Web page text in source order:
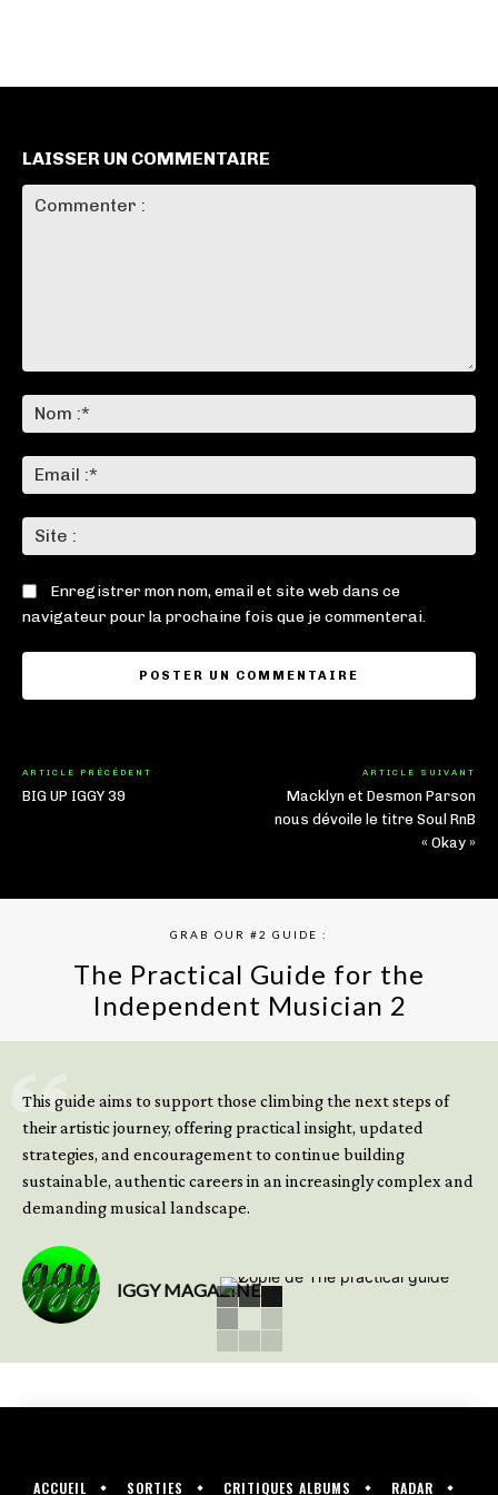
LAISSER UN COMMENTAIRE
:*
:*
:
Enregistrer mon nom, email et site web dans ce
navigateur pour la prochaine fois que je commenterai.
ARTICLE PRÉCÉDENT
BIG UP IGGY 39
ARTICLE SUIVANT
Macklyn et Desmon Parson
nous dévoile le titre Soul RnB
« Okay »
GRAB OUR #2 GUIDE :
The Practical Guide for the
Independent Musician 2
This guide aims to support those climbing the next steps of
their artistic journey, offering practical insight, updated
strategies, and encouragement to continue building
sustainable, authentic careers in an increasingly complex and
demanding musical landscape.
IGGY MAGAZINE
ACCUEIL SORTIES CRITIQUES ALBUMS RADAR